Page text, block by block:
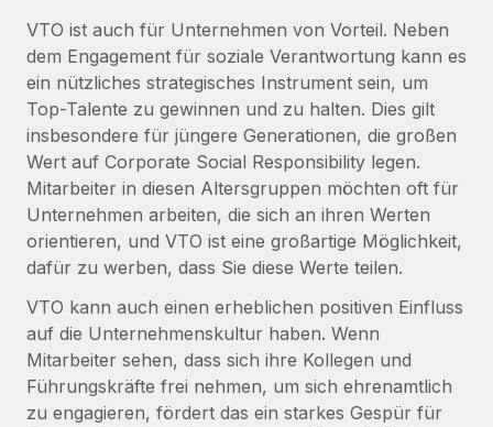
Background-Checks
Einfacheres Bewerber:innen-Screening
Compliance Watchtower
Lückenlose Compliance
Geräteverwaltung
Globale Bereitstellung und Verfolgung von IT-
Geräten
Schnelle, rechtssichere Gründung von
Niederlassungen
Mobilität und Relocation
Mühelose Relocation von Mitarbeiter:innen
FALLSTUDIEN
So hat der KI-Vorreiter Weaviate sein Team mit
Remote um 120 % vergrößert
Weaviate auf einen Blick Weaviate entwickelt KI-basierte
Open-Source-Infrastrukturen. Das...
Mehr erfahren
Reverse Tech und Remote für Contractor
Management und Payroll
Reverse Tech auf einen Blick Das Gesundheits- und
Wellness-Startup Reverse Tech hat das globale...
Hol dir Unterstützung
Alle Ressourcen anzeigen
BLOG
Globale Payroll
EOR und PEO
Contractor Management
Steuern
Den Blog erkunden
VTO ist auch für Unternehmen von Vorteil. Neben
dem Engagement für soziale Verantwortung kann es
ein nützliches strategisches Instrument sein, um
Top-Talente zu gewinnen und zu halten. Dies gilt
insbesondere für jüngere Generationen, die großen
Wert auf Corporate Social Responsibility legen.
Mitarbeiter in diesen Altersgruppen möchten oft für
Unternehmen arbeiten, die sich an ihren Werten
orientieren, und VTO ist eine großartige Möglichkeit,
dafür zu werben, dass Sie diese Werte teilen.
VTO kann auch einen erheblichen positiven Einfluss
auf die Unternehmenskultur haben. Wenn
Mitarbeiter sehen, dass sich ihre Kollegen und
Führungskräfte frei nehmen, um sich ehrenamtlich
zu engagieren, fördert das ein starkes Gespür für